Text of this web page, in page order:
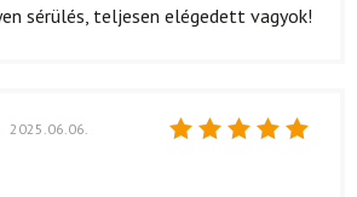
sérülés, teljesen elégedett vagyok!
2025.06.06.